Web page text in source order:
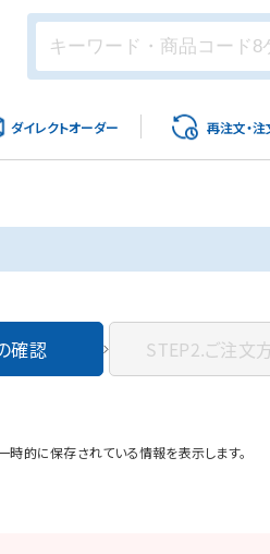
ダイレクトオーダー 再注文・注
確認 STEP2.ご注文
時的に保存されている情報を表示します。